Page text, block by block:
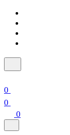
0
0
0